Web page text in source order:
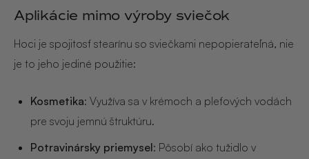
Aplikácie mimo výroby sviečok
Hoci je spojitosť stearínu so sviečkami nepopierateľná, nie
je to jeho jediné použitie:
Kosmetika: Využíva sa v krémoch a pleťových vodách
pre svoju jemnú štruktúru.
Potravinársky priemysel: Pôsobí ako tužidlo v